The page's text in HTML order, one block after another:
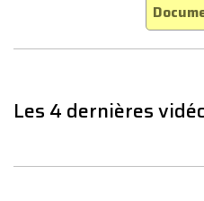
Les 4 dernières